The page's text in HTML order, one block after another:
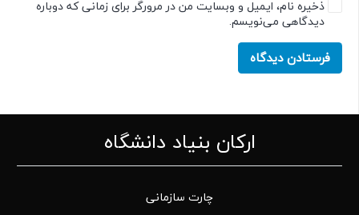
ذخیره نام، ایمیل و وبسایت من در مرورگر برای زمانی که دوباره
دیدگاهی می‌نویسم.
فرستادن دیدگاه
ارکان بنیاد دانشگاه
چارت سازمانی